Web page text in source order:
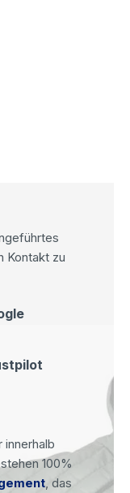
Kontakt zu
100%
, das